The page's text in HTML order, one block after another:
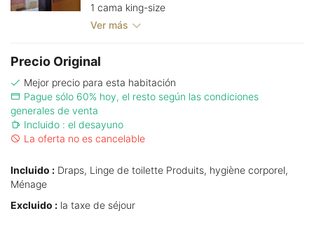
1 cama king-size
Ver más
Precio Original
Mejor precio para esta habitación
Pague sólo 60% hoy, el resto según las condiciones
generales de venta
Incluido : el desayuno
La oferta no es cancelable
Incluido : Draps, Linge de toilette Produits, hygiène corporel,
Ménage
Excluido : la taxe de séjour